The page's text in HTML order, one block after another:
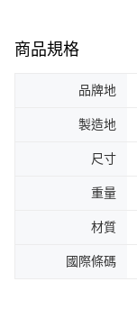
商品規格
品牌地
製造地
尺寸
重量
材質
國際條碼